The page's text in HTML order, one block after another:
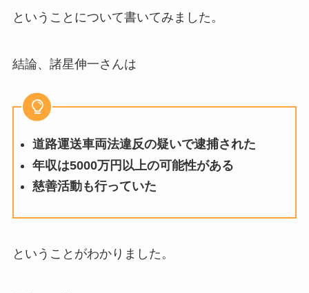
ということについて書いてみました。
結論、諸星伸一さんは
道路運送車両法違反の疑いで逮捕された
年収は5000万円以上の可能性がある
慈善活動も行っていた
ということがわかりました。